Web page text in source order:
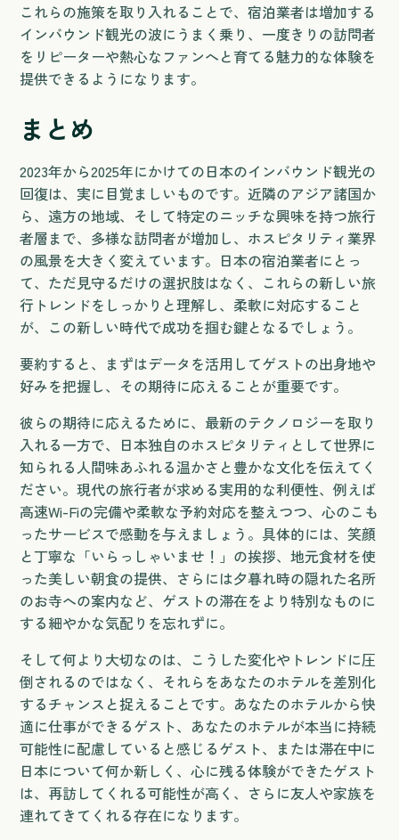
これらの施策を取り入れることで、宿泊業者は増加する
インバウンド観光の波にうまく乗り、一度きりの訪問者
をリピーターや熱心なファンへと育てる魅力的な体験を
提供できるようになります。
まとめ
2023年から2025年にかけての日本のインバウンド観光の
回復は、実に目覚ましいものです。近隣のアジア諸国か
ら、遠方の地域、そして特定のニッチな興味を持つ旅行
者層まで、多様な訪問者が増加し、ホスピタリティ業界
の風景を大きく変えています。日本の宿泊業者にとっ
て、ただ見守るだけの選択肢はなく、これらの新しい旅
行トレンドをしっかりと理解し、柔軟に対応すること
が、この新しい時代で成功を掴む鍵となるでしょう。
要約すると、まずはデータを活用してゲストの出身地や
好みを把握し、その期待に応えることが重要です。
彼らの期待に応えるために、最新のテクノロジーを取り
入れる一方で、日本独自のホスピタリティとして世界に
知られる人間味あふれる温かさと豊かな文化を伝えてく
ださい。現代の旅行者が求める実用的な利便性、例えば
高速Wi-Fiの完備や柔軟な予約対応を整えつつ、心のこも
ったサービスで感動を与えましょう。具体的には、笑顔
と丁寧な「いらっしゃいませ！」の挨拶、地元食材を使
った美しい朝食の提供、さらには夕暮れ時の隠れた名所
のお寺への案内など、ゲストの滞在をより特別なものに
する細やかな気配りを忘れずに。
そして何より大切なのは、こうした変化やトレンドに圧
倒されるのではなく、それらをあなたのホテルを差別化
するチャンスと捉えることです。あなたのホテルから快
適に仕事ができるゲスト、あなたのホテルが本当に持続
可能性に配慮していると感じるゲスト、または滞在中に
日本について何か新しく、心に残る体験ができたゲスト
は、再訪してくれる可能性が高く、さらに友人や家族を
連れてきてくれる存在になります。